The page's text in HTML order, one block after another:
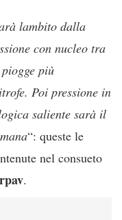
lambito dalla
con nucleo tra
più
Poi pressione in
saliente sarà il
“: queste le
nel consueto
.